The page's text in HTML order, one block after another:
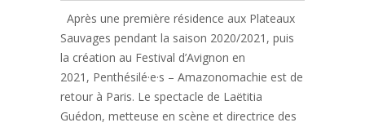
Après une première résidence aux Plateaux
Sauvages pendant la saison 2020/2021, puis
la création au Festival d’Avignon en
2021, Penthésilé·e·s – Amazonomachie est de
retour à Paris. Le spectacle de Laëtitia
Guédon, metteuse en scène et directrice des